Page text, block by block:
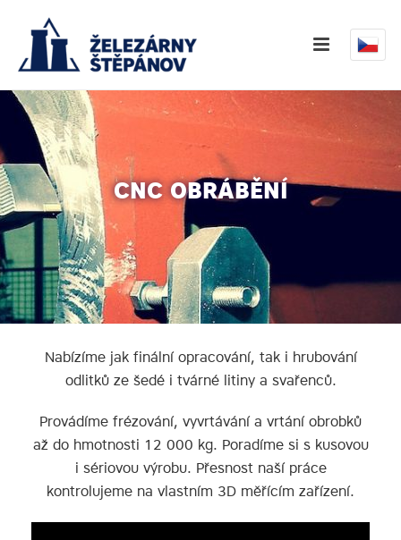
CNC OBRÁBĚNÍ
Nabízíme jak finální opracování, tak i hrubování
odlitků ze šedé i tvárné litiny a svařenců.
Provádíme frézování, vyvrtávání a vrtání obrobků
až do hmotnosti 12 000 kg. Poradíme si s kusovou
i sériovou výrobu. Přesnost naší práce
kontrolujeme na vlastním 3D měřícím zařízení.